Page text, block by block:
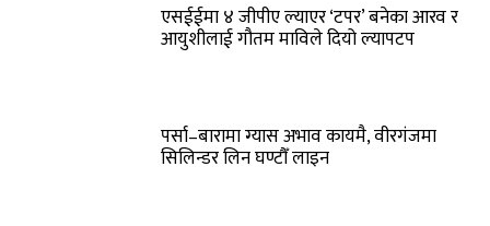
एसईईमा ४ जीपीए ल्याएर ‘टपर’ बनेका आरव र
आयुशीलाई गौतम माविले दियो ल्यापटप
पर्सा–बारामा ग्यास अभाव कायमै, वीरगंजमा
सिलिन्डर लिन घण्टौँ लाइन